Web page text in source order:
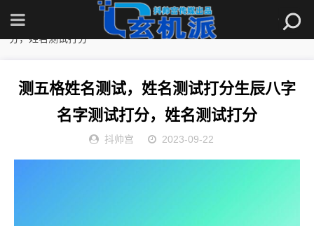
首页
» 测五格姓名测试，姓名测试打分生辰八字 名字测试打
分，姓名测试打分
测五格姓名测试，姓名测试打分生辰八字
名字测试打分，姓名测试打分
抖帅宫 2023-09-22